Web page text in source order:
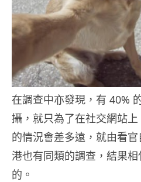
在調查中亦發現，有 40%
攝，就只為了在社交網站
的情況會差多遠，就由看
港也有同類的調查，結果
的。